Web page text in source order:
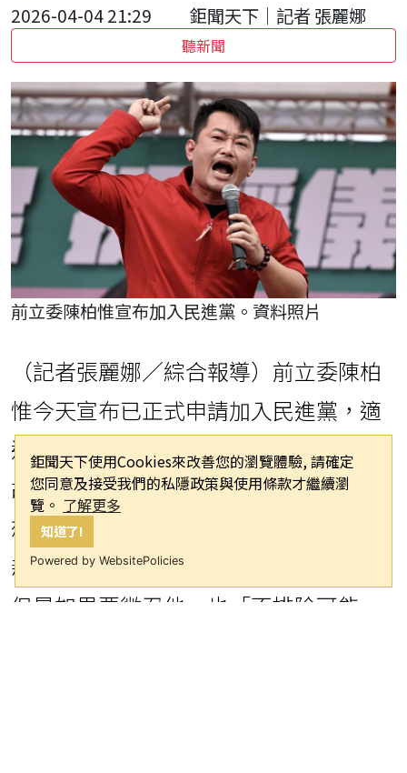
鉅聞天下使用Cookies來改善您的瀏覽體驗, 請確定
您同意及接受我們的私隱政策與使用條款才繼續瀏
覽。 了解更多
知道了!
Powered by WebsitePolicies
2026-04-04 21:29 鉅聞天下｜記者 張麗娜
聽新聞
前立委陳柏惟宣布加入民進黨。資料照片
（記者張麗娜／綜合報導）前立委陳柏
惟今天宣布已正式申請加入民進黨，適
逢台中市北區議員登記參選人吳文豪因
故退選，出現一席空缺，引發外界聯
想，陳柏惟表示，此時宣布是要家人、
親友宣告，強調「與選舉沒有關係」，
但是如果要徵召他，也「不排除可能